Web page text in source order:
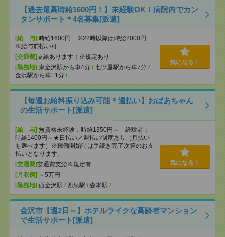
【過去最高時給1600円！】未経験OK！病院内でカン
タンサポート＊4名募集[派遣]
[給 与] 時給1600円 ※22時以降は時給2000円
※給与前払い可
[交通費]支給あります！※規定あり
[勤務地] 東金沢駅から車4分 / 七ツ屋駅から車7分 /
金沢駅から車11分 / …
気になる！
【毎週お給料振り込み可能＊週払い】おばあちゃん
の生活サポート[派遣]
[給 与] 無資格未経験：時給1350円～ 経験者：
時給1400円～★日払い／週払い制度あり（月払い
も選べます）※稼働開始時は手続き完了次第のお支
払いとなります。
[交通費]交通費支給※規定有
[月収例] ～5万円
[勤務地] 西金沢駅 / 西泉駅 / 森本駅 / …
気になる！
金沢市【週2日～】ホテルライクな高齢者マンション
で生活サポート[派遣]